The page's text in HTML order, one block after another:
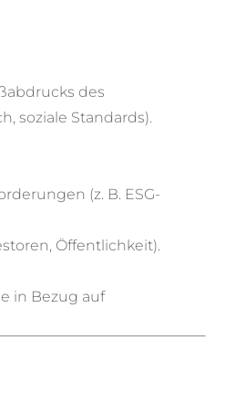
des
soziale Standards).
(z. B. ESG-
Öffentlichkeit).
in Bezug auf